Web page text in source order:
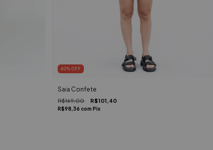
40%OFF
Saia Confete
R$169,00 R$101,40
R$98,36com Pix